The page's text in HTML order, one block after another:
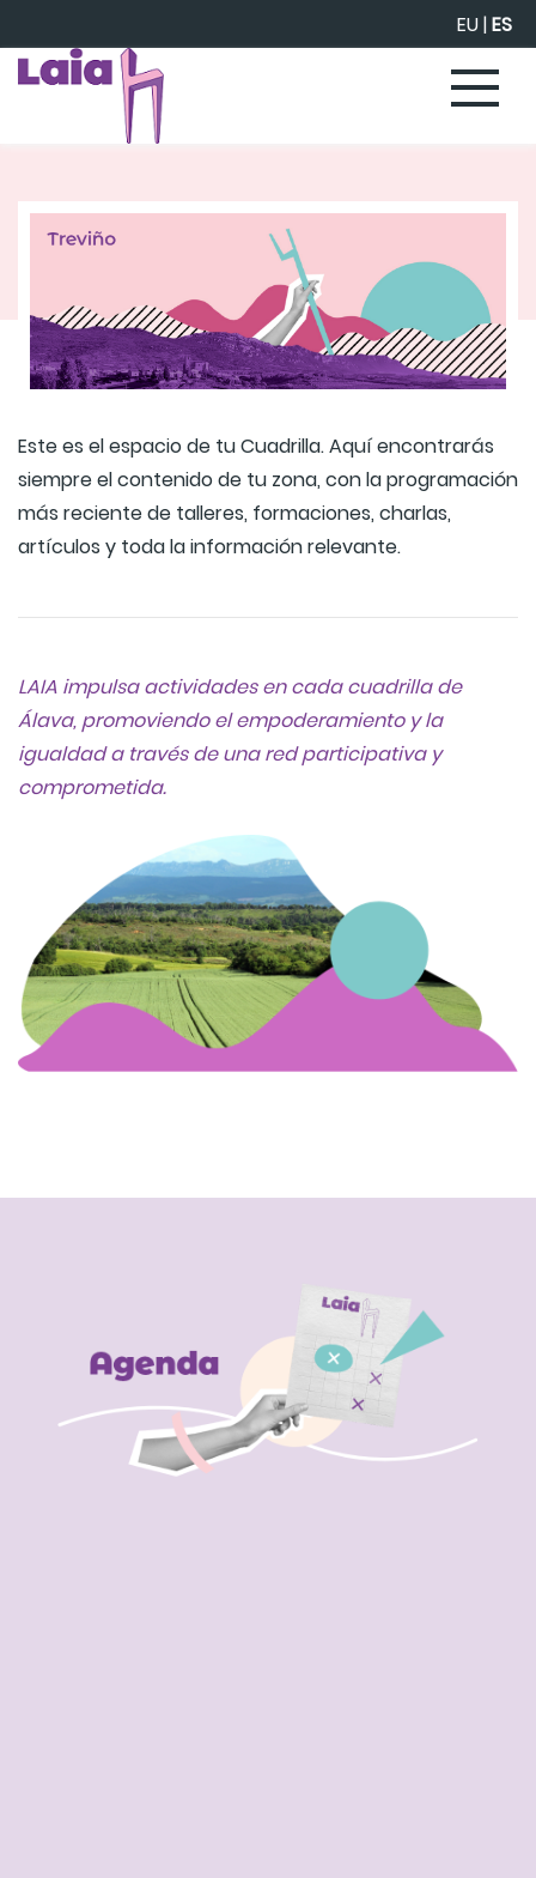
EU|ES
Este es el espacio de tu Cuadrilla. Aquí encontrarás
siempre el contenido de tu zona, con la programación
más reciente de talleres, formaciones, charlas,
artículos y toda la información relevante.
LAIA impulsa actividades en cada cuadrilla de
Álava, promoviendo el empoderamiento y la
igualdad a través de una red participativa y
comprometida.